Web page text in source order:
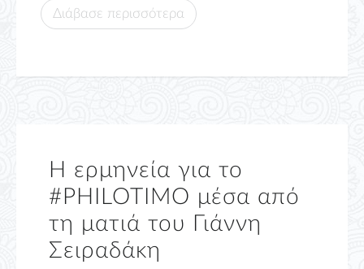
Διάβασε περισσότερα
Η ερμηνεία για το
#PHILOTIMO μέσα από
τη ματιά του Γιάννη
Σειραδάκη